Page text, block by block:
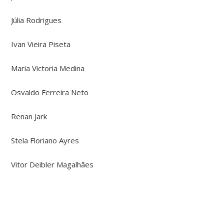
Júlia Rodrigues
Ivan Vieira Piseta
Maria Victoria Medina
Osvaldo Ferreira Neto
Renan Jark
Stela Floriano Ayres
Vitor Deibler Magalhães